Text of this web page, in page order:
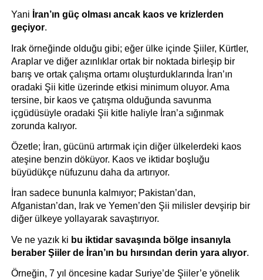
Yani İran’ın güç olması ancak kaos ve krizlerden
geçiyor.
Irak örneğinde olduğu gibi; eğer ülke içinde Şiiler, Kürtler,
Araplar ve diğer azınlıklar ortak bir noktada birleşip bir
barış ve ortak çalışma ortamı oluşturduklarında İran’ın
oradaki Şii kitle üzerinde etkisi minimum oluyor. Ama
tersine, bir kaos ve çatışma olduğunda savunma
içgüdüsüyle oradaki Şii kitle haliyle İran’a sığınmak
zorunda kalıyor.
Özetle; İran, gücünü artırmak için diğer ülkelerdeki kaos
ateşine benzin döküyor. Kaos ve iktidar boşluğu
büyüdükçe nüfuzunu daha da artırıyor.
İran sadece bununla kalmıyor; Pakistan’dan,
Afganistan’dan, Irak ve Yemen’den Şii milisler devşirip bir
diğer ülkeye yollayarak savaştırıyor.
Ve ne yazık ki bu iktidar savaşında bölge insanıyla
beraber Şiiler de İran’ın bu hırsından derin yara alıyor.
Örneğin, 7 yıl öncesine kadar Suriye’de Şiiler’e yönelik